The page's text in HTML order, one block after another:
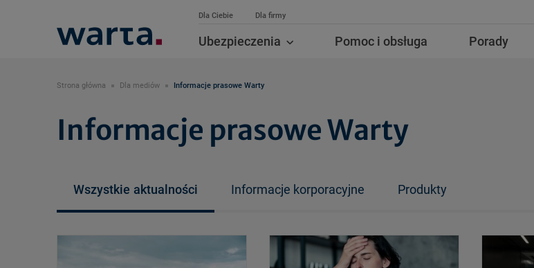
Dla Ciebie Dla firmy
Ubezpieczenia Pomoc i obsługa Porady
Strona główna Dla mediów Informacje prasowe Warty
Informacje prasowe Warty
Wszystkie aktualności Informacje korporacyjne Produkty